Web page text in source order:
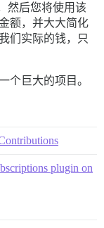
然后您将使用该
额，并大大简化
们实际的钱，只
个巨大的项目。
plugin on